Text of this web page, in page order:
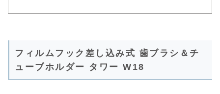
フィルムフック差し込み式 歯ブラシ＆チ
ューブホルダー タワー W18